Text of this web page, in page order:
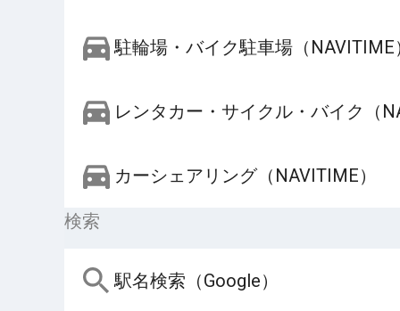
駐輪場・バイク駐車場（NAVITIME
レンタカー・サイクル・バイク（
カーシェアリング（NAVITIME）
検索
駅名検索（Google）